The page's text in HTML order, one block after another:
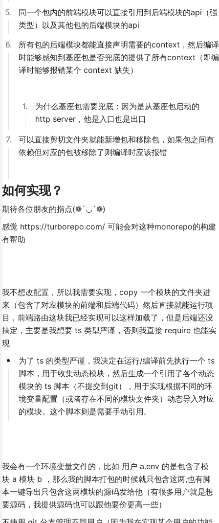
5.
同一个包内的前端模块可以直接引用到后端模块的api（强
类型）以及其他包的后端模块的api
6.
所有包的后端模块都能直接声明需要的context，然后编译
时能够感知到基座包是否兜底的提供了所有context（即编
译时能够报错某个 context 缺失）
1.
为什么基座包需要兜底：因为是从基座包启动的
http server，他是入口也是出口
7.
可以直接剪切文件夹就能新增包和移除包，如果包之间有
依赖但对应的包被移除了则编译时应该报错
如何实现？
期待各位朋友的指点(❁´◡`❁)
感觉 https://turborepo.com/ 可能会对这种monorepo的构建
有帮助
我不想改配置，所以我需要实现，copy 一个模块的文件夹进
来（包含了对应模块的前端和后端代码）然后直接就能运行项
目，前端路由这块我已经实现可以这样加载了，但是后端还没
搞定，主要是我想要 ts 类型严谨，否则我直接 require 也能实
现
为了 ts 的类型严谨，我决定在运行/编译前先执行一个 ts
脚本，用于收集动态模块，然后生成一个引用了各个动态
模块的 ts 脚本（不提交到git），用于实现根据不同的环
境变量配置（或者存在不同的模块文件夹）动态导入对应
的模块。这个脚本则是需要手动引用。
我会有一个环境变量文件的，比如 用户 a.env 的是包含了模
块 a 模块 b ，那么我的脚本打包的时候就只包含这两,也有脚
本一键导出只包含这两模块的源码发给他（有很多用户就是想
要源码，我提供源码也可以跟他要价更高一些）